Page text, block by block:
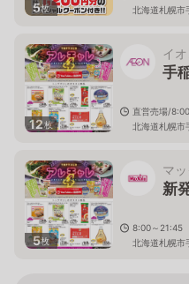
5枚
北海道札幌
12枚
イ
手
直営売場/
北海道札幌市
5枚
マ
新
8:00～21:45
北海道札幌市